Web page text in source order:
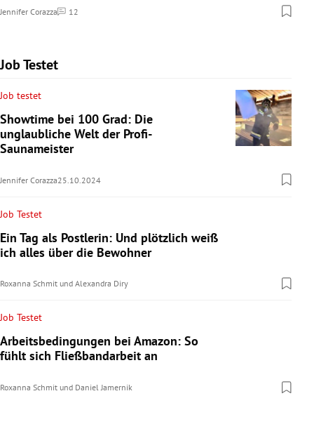
Jennifer Corazza 12
Kommentare
Job Testet
Job testet
Showtime bei 100 Grad: Die
unglaubliche Welt der Profi-
Saunameister
Jennifer Corazza25.10.2024
Job Testet
Ein Tag als Postlerin: Und plötzlich weiß
ich alles über die Bewohner
Roxanna Schmit und Alexandra Diry
Job Testet
Arbeitsbedingungen bei Amazon: So
fühlt sich Fließbandarbeit an
Roxanna Schmit und Daniel Jamernik